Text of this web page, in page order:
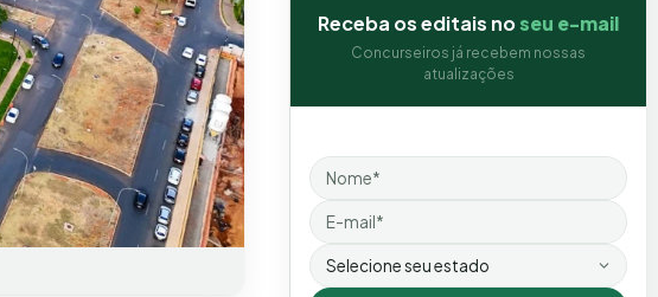
Receba os editais noseu e-mail
Concurseiros já recebem nossas
atualizações
Nome
Email
Estado